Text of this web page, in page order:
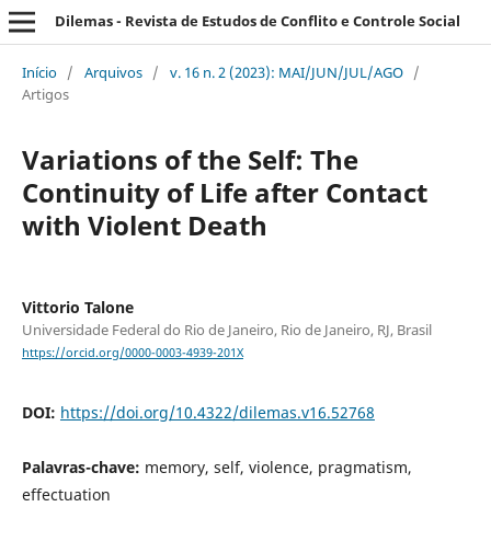
Dilemas - Revista de Estudos de Conflito e Controle Social
Início / Arquivos / v. 16 n. 2 (2023): MAI/JUN/JUL/AGO /
Artigos
Variations of the Self: The
Continuity of Life after Contact
with Violent Death
Vittorio Talone
Universidade Federal do Rio de Janeiro, Rio de Janeiro, RJ, Brasil
https://orcid.org/0000-0003-4939-201X
DOI: https://doi.org/10.4322/dilemas.v16.52768
Palavras-chave: memory, self, violence, pragmatism,
effectuation